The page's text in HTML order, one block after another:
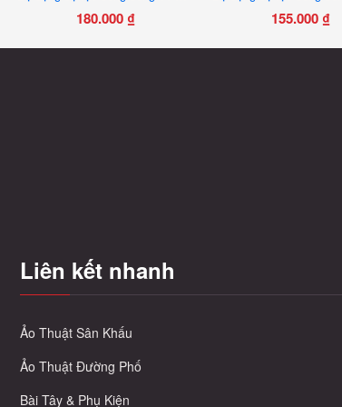
180.000 ₫
thể
được
trên
sản
phẩm
155.000 ₫
Liên kết nhanh
Ảo Thuật Sân Khấu
Ảo Thuật Đường Phố
Bài Tây & Phụ Kiện